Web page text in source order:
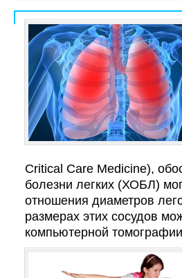
Critical Care Medicine),
болезни легких (ХОБЛ)
отношения диаметров
размерах этих сосудов
компьютерной